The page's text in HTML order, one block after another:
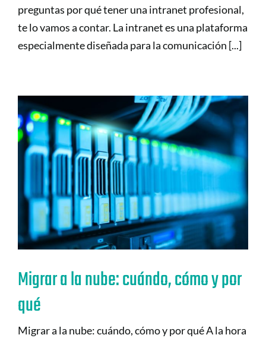
preguntas por qué tener una intranet profesional,
te lo vamos a contar. La intranet es una plataforma
especialmente diseñada para la comunicación [...]
Migrar a la nube: cuándo, cómo y por
qué
Migrar a la nube: cuándo, cómo y por qué A la hora